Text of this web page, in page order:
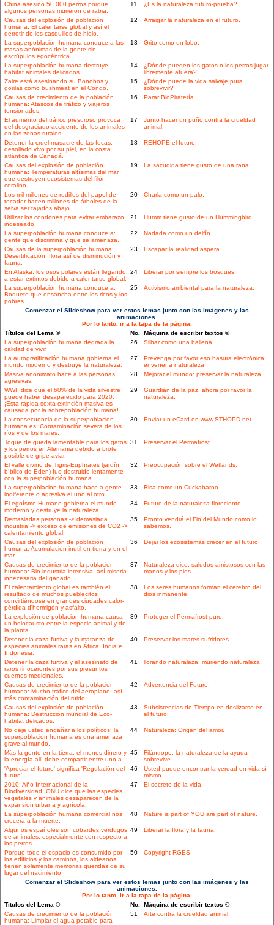
China asesinó 50.000 perros porque
algunos personas murieron de rabia.
11 ¿Es la naturaleza futuro-prueba?
Causas del explosión de población
humana: El calentarse global y así el
derretir de los casquillos de hielo.
12 Arraigar la naturaleza en el futuro.
La superpoblación humana conduce a las
masas anónimas de la gente sin
escrúpulos egocéntrica.
13 Grito como un lobo.
La superpoblación humana destruye
habitat animales delicados.
14
¿Dónde pueden los gatos o los perros jugar
libremente afuera?
Zaire está asesinando su Bonobos y
gorilas como bushmeat en el Congo.
15
¿Dónde puede la vida salvaje pura
sobrevivir?
Causas de crecimiento de la población
humana: Atascos de tráfico y viajeros
tensionados.
16 Parar BioPiratería.
El aumento del tráfico presuroso provoca
del desgraciado accidente de los animales
en las zonas rurales.
17
Junto hacer un puño contra la crueldad
animal.
Detener la cruel masacre de las focas,
desollado vivo por su piel, en la costa
atlántica de Canadá.
18 REHOPE el futuro.
Causas del explosión de población
humana: Temperaturas altísimas del mar
que destruyen ecosistemas del filón
coralino.
19 La sacudida tiene gusto de una rana.
Los mil millones de rodillos del papel de
tocador hacen millones de árboles de la
selva ser tajados abajo.
20 Charla como un palo.
Utilizar los condones para evitar embarazo
indeseado.
21 Humm tiene gusto de un Hummingbird.
La superpoblación humana conduce a:
gente que discrimina y que se amenaza.
22 Nadada como un delfín.
Causas de la superpoblación humana:
Desertificación, flora así de disminución y
fauna.
23 Escapar la realidad áspera.
En Alaska, los osos polares están llegando
a estar extintos debido a calentarse global.
24 Liberar por siempre los bosques.
La superpoblación humana conduce a:
Boquete que ensancha entre los ricos y los
pobres.
25 Activismo ambiental para la naturaleza.
Comenzar el Slideshow para ver estos lemas junto con las imágenes y las
animaciones.
Por lo tanto, ir a la tapa de la página.
Títulos del Lema ©
No. Máquina de escribir textos ©
La superpoblación humana degrada la
calidad de vivir.
26 Silbar como una ballena.
La autogratificación humana gobierna el
mundo moderno y destruye la naturaleza.
27
Prevenga por favor eso basura electrónica
envenena naturaleza.
Masiva anonimato hace a las personas
agresivas.
28 Mejorar el mundo: preservar la naturaleza.
WWF dice que el 60% de la vida silvestre
puede haber desaparecido para 2020.
¡Esta rápida sexta extinción masiva es
causada por la sobrepoblación humana!
29
Guardián de la paz, ahora por favor la
naturaleza.
La consecuencia de la superpoblación
humana es: Contaminación severa de los
ríos y de los mares.
30 Enviar un eCard en www.STHOPD.net.
Toque de queda lamentable para los gatos
y los perros en Alemania debido a brote
posible de gripe aviar.
31 Preservar el Permafrost.
El valle divino de Tigris-Euphrates (jardín
bíblico de Eden) fue destruido lentamente
con la superpoblación humana.
32 Preocupación sobre el Wetlands.
La superpoblación humana hace a gente
indiferente o agresiva el uno al otro.
33 Risa como un Cuckabaroo.
El egoísmo Humano gobierna el mundo
moderno y destruye la naturaleza.
34 Futuro de la naturaleza floreciente.
Demasiadas personas -> demasiada
industria -> exceso de emisiones de CO2 ->
calentamiento global.
35
Pronto vendrá el Fin del Mundo como lo
sabemos.
Causas del explosión de población
humana: Acumulación inútil en tierra y en el
mar.
36 Dejar los ecosistemas crecer en el futuro.
Causas de crecimiento de la población
humana: Bio-industria intensiva, así miseria
innecesaria del ganado.
37
Naturaleza dice: saludos amistosos con las
manos y los pies.
El calentamiento global es también el
resultado de muchos pueblecitos
convirtiéndose en grandes ciudades calor-
pérdida d'hormigón y asfalto.
38
Los seres humanos forman el cerebro del
dios inmanente.
La explosión de población humana causa
un holocausto entre la especie animal y de
la planta.
39 Proteger el Permafrost puro.
Detener la caza furtiva y la matanza de
especies animales raras en África, India e
Indonesia.
40 Preservar los mares sufridores.
Detener la caza furtiva y el asesinato de
raros rinocerontes por sus presuntos
cuernos medicinales.
41 llorando naturaleza, muriendo naturaleza.
Causas de crecimiento de la población
humana: Mucho tráfico del aeroplano, así
más contaminación del ruido.
42 Advertencia del Futuro.
Causas del explosión de población
humana: Destrucción mundial de Eco-
habitat delicados.
43
Subsistencias de Tiempo en deslizarse en
el futuro.
No deje usted engañar a los políticos: la
superpoblación humana es una amenaza
grave al mundo.
44 Naturaleza: Origen del amor.
Más la gente en la tierra, el menos dinero y
la energía allí debe compartir entre uno a.
45
Filántropo: la naturaleza de la ayuda
sobrevive.
'Apreciar el futuro' significa 'Regulación del
futuro'.
46
Usted puede encontrar la verdad en vida sí
mismo.
2010: Año Internacional de la
Biodiversidad. ONU dice que las especies
vegetales y animales desaparecen de la
expansión urbana y agrícola.
47 El secreto de la vida.
La superpoblación humana comercial nos
crecerá a la muerte.
48 Nature is part of YOU are part of nature.
Algunos españoles son cobardes verdugos
de animales, especialmente con respecto a
los perros.
49 Liberar la flora y la fauna.
Porque todo el espacio es consumido por
los edificios y los caminos, los aldeanos
tienen solamente memorias queridas de su
lugar del nacimiento.
50 Copyright RGES.
Comenzar el Slideshow para ver estos lemas junto con las imágenes y las
animaciones.
Por lo tanto, ir a la tapa de la página.
Títulos del Lema ©
No. Máquina de escribir textos ©
Causas de crecimiento de la población
humana: Limpiar el agua potable para
51 Arte contra la crueldad animal.